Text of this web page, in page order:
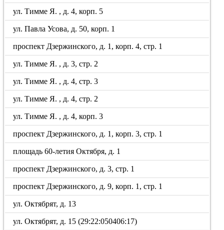
ул. Тимме Я. , д. 4, корп. 5
ул. Павла Усова, д. 50, корп. 1
проспект Дзержинского, д. 1, корп. 4, стр. 1
ул. Тимме Я. , д. 3, стр. 2
ул. Тимме Я. , д. 4, стр. 3
ул. Тимме Я. , д. 4, стр. 2
ул. Тимме Я. , д. 4, корп. 3
проспект Дзержинского, д. 1, корп. 3, стр. 1
площадь 60-летия Октября, д. 1
проспект Дзержинского, д. 3, стр. 1
проспект Дзержинского, д. 9, корп. 1, стр. 1
ул. Октябрят, д. 13
ул. Октябрят, д. 15 (29:22:050406:17)